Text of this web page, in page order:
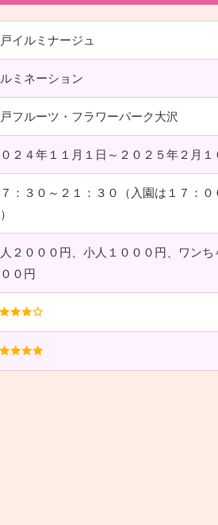
イルミナージュ
ミネーション
フルーツ・フラワーパーク大沢
２４年１１月１日～２０２５年２月１
：３０～２１：３０（入園は１７：０
２０００円、小人１０００円、ワンち
０円